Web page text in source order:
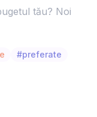
tău? Noi
#preferate